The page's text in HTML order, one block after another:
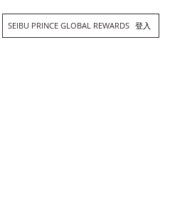
SEIBU PRINCE GLOBAL REWARDS 登入